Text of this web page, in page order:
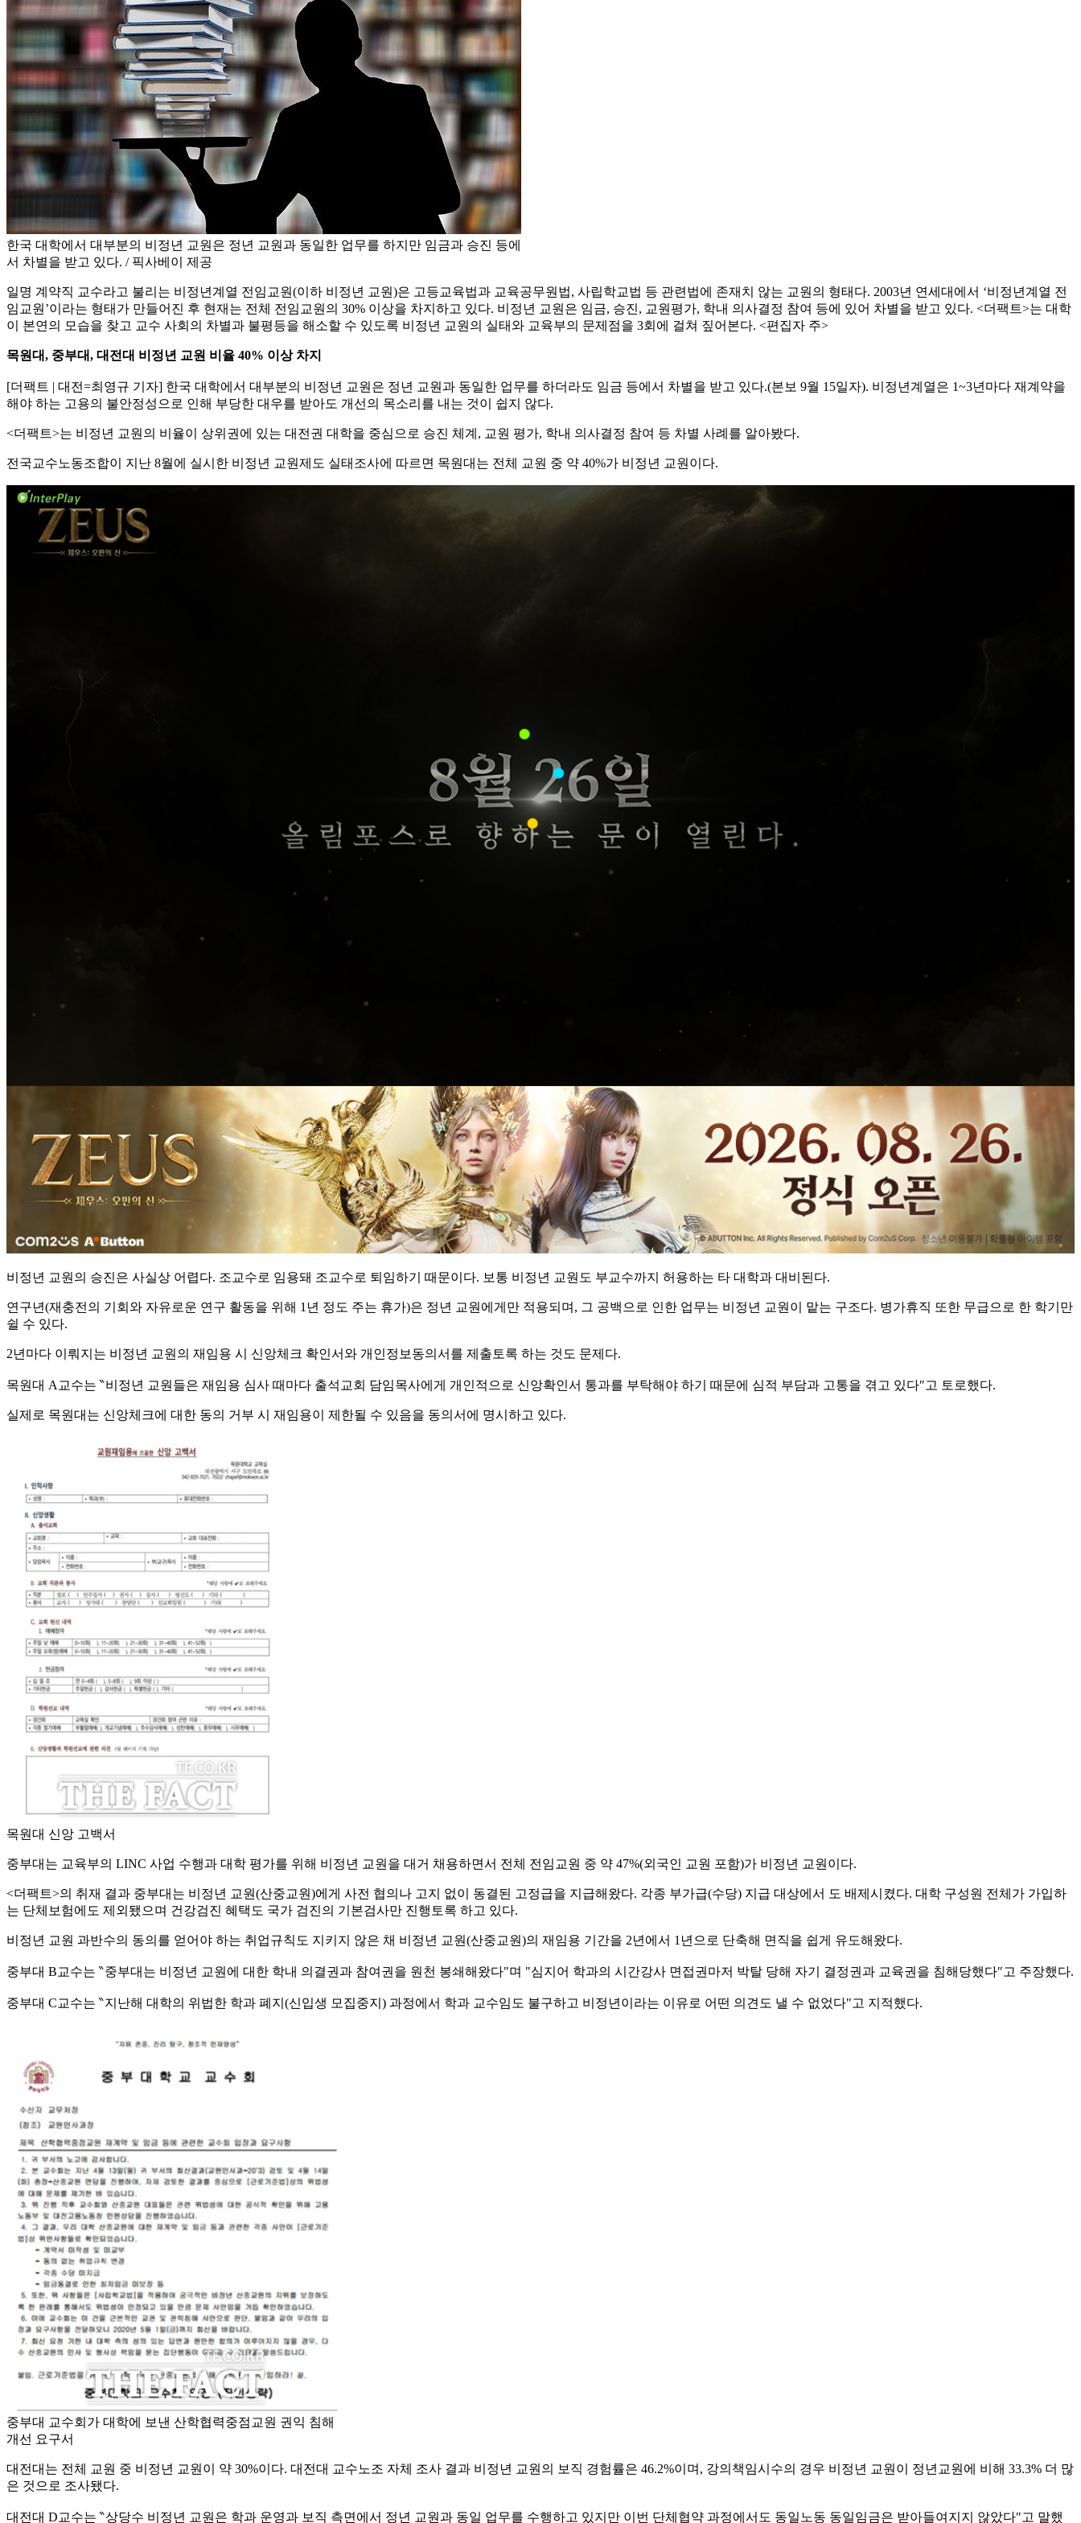
한국 대학에서 대부분의 비정년 교원은 정년 교원과 동일한 업무를 하지만 임금과 승진 등에
서 차별을 받고 있다. / 픽사베이 제공
일명 계약직 교수라고 불리는 비정년계열 전임교원(이하 비정년 교원)은 고등교육법과 교육공무원법, 사립학교법 등 관련법에 존재치 않는 교원의 형태다. 2003년 연세대에서 ‘비정년계열 전
임교원’이라는 형태가 만들어진 후 현재는 전체 전임교원의 30% 이상을 차지하고 있다. 비정년 교원은 임금, 승진, 교원평가, 학내 의사결정 참여 등에 있어 차별을 받고 있다. <더팩트>는 대학
이 본연의 모습을 찾고 교수 사회의 차별과 불평등을 해소할 수 있도록 비정년 교원의 실태와 교육부의 문제점을 3회에 걸쳐 짚어본다. <편집자 주>
목원대, 중부대, 대전대 비정년 교원 비율 40% 이상 차지
[더팩트 | 대전=최영규 기자] 한국 대학에서 대부분의 비정년 교원은 정년 교원과 동일한 업무를 하더라도 임금 등에서 차별을 받고 있다.(본보 9월 15일자). 비정년계열은 1~3년마다 재계약을
해야 하는 고용의 불안정성으로 인해 부당한 대우를 받아도 개선의 목소리를 내는 것이 쉽지 않다.
<더팩트>는 비정년 교원의 비율이 상위권에 있는 대전권 대학을 중심으로 승진 체계, 교원 평가, 학내 의사결정 참여 등 차별 사례를 알아봤다.
전국교수노동조합이 지난 8월에 실시한 비정년 교원제도 실태조사에 따르면 목원대는 전체 교원 중 약 40%가 비정년 교원이다.
비정년 교원의 승진은 사실상 어렵다. 조교수로 임용돼 조교수로 퇴임하기 때문이다. 보통 비정년 교원도 부교수까지 허용하는 타 대학과 대비된다.
연구년(재충전의 기회와 자유로운 연구 활동을 위해 1년 정도 주는 휴가)은 정년 교원에게만 적용되며, 그 공백으로 인한 업무는 비정년 교원이 맡는 구조다. 병가휴직 또한 무급으로 한 학기만
쉴 수 있다.
2년마다 이뤄지는 비정년 교원의 재임용 시 신앙체크 확인서와 개인정보동의서를 제출토록 하는 것도 문제다.
목원대 A교수는 ‶비정년 교원들은 재임용 심사 때마다 출석교회 담임목사에게 개인적으로 신앙확인서 통과를 부탁해야 하기 때문에 심적 부담과 고통을 겪고 있다″고 토로했다.
실제로 목원대는 신앙체크에 대한 동의 거부 시 재임용이 제한될 수 있음을 동의서에 명시하고 있다.
목원대 신앙 고백서
중부대는 교육부의 LINC 사업 수행과 대학 평가를 위해 비정년 교원을 대거 채용하면서 전체 전임교원 중 약 47%(외국인 교원 포함)가 비정년 교원이다.
<더팩트>의 취재 결과 중부대는 비정년 교원(산중교원)에게 사전 협의나 고지 없이 동결된 고정급을 지급해왔다. 각종 부가급(수당) 지급 대상에서 도 배제시켰다. 대학 구성원 전체가 가입하
는 단체보험에도 제외됐으며 건강검진 혜택도 국가 검진의 기본검사만 진행토록 하고 있다.
비정년 교원 과반수의 동의를 얻어야 하는 취업규칙도 지키지 않은 채 비정년 교원(산중교원)의 재임용 기간을 2년에서 1년으로 단축해 면직을 쉽게 유도해왔다.
중부대 B교수는 ‶중부대는 비정년 교원에 대한 학내 의결권과 참여권을 원천 봉쇄해왔다"며 "심지어 학과의 시간강사 면접권마저 박탈 당해 자기 결정권과 교육권을 침해당했다″고 주장했다.
중부대 C교수는 ‶지난해 대학의 위법한 학과 폐지(신입생 모집중지) 과정에서 학과 교수임도 불구하고 비정년이라는 이유로 어떤 의견도 낼 수 없었다"고 지적했다.
중부대 교수회가 대학에 보낸 산학협력중점교원 권익 침해
개선 요구서
대전대는 전체 교원 중 비정년 교원이 약 30%이다. 대전대 교수노조 자체 조사 결과 비정년 교원의 보직 경험률은 46.2%이며, 강의책임시수의 경우 비정년 교원이 정년교원에 비해 33.3% 더 많
은 것으로 조사됐다.
대전대 D교수는 ‶상당수 비정년 교원은 학과 운영과 보직 측면에서 정년 교원과 동일 업무를 수행하고 있지만 이번 단체협약 과정에서도 동일노동 동일임금은 받아들여지지 않았다″고 말했